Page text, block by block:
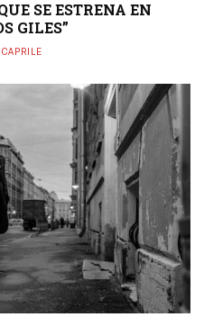
SE ESTRENA EN
GILES”